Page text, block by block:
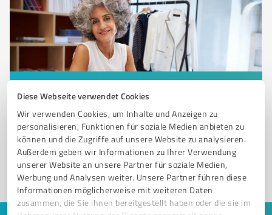
Diese Webseite verwendet Cookies
Wir verwenden Cookies, um Inhalte und Anzeigen zu
personalisieren, Funktionen für soziale Medien anbieten zu
können und die Zugriffe auf unsere Website zu analysieren.
Außerdem geben wir Informationen zu Ihrer Verwendung
unserer Website an unsere Partner für soziale Medien,
Werbung und Analysen weiter. Unsere Partner führen diese
Informationen möglicherweise mit weiteren Daten
zusammen, die Sie ihnen bereitgestellt haben oder die sie im
Sie möchten auch hier gelistet werden?
Registrieren Sie sich jetzt und werden Sie ein von
Kunden empfohlener ProvenExpert!
1